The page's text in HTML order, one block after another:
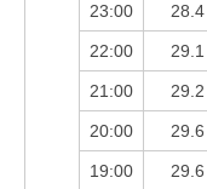
23:00 28.4
22:00 29.1
21:00 29.2
20:00 29.6
19:00 29.6